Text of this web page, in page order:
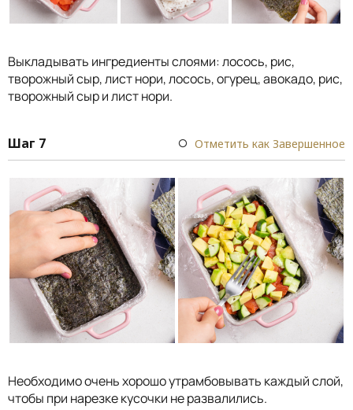
Выкладывать ингредиенты слоями: лосось, рис,
творожный сыр, лист нори, лосось, огурец, авокадо, рис,
творожный сыр и лист нори.
Шаг 7 Отметить как Завершенное
Необходимо очень хорошо утрамбовывать каждый слой,
чтобы при нарезке кусочки не развалились.